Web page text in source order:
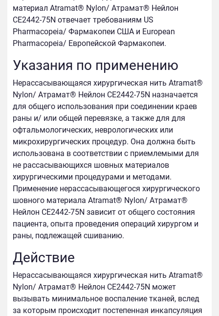
материал Atramat® Nylon/ Атрамат® Нейлон
CE2442-75N отвечает требованиям US
Pharmacopeia/ Фармакопеи США и European
Pharmacopeia/ Европейской Фармакопеи.
Указания по применению
Нерассасывающаяся хирургическая нить Atramat®
Nylon/ Атрамат® Нейлон CE2442-75N назначается
для общего использования при соединении краев
раны и/ или общей перевязке, а также для для
офтальмологических, неврологических или
микрохирургических процедур. Она должна быть
использована в соответствии с приемлемыми для
не рассасывающихся шовных материалов
хирургическими процедурами и методами.
Применение нерассасывающегося хирургического
шовного материала Atramat® Nylon/ Атрамат®
Нейлон CE2442-75N зависит от общего состояния
пациента, опыта проведения операций хирургом и
раны, подлежащей сшиванию.
Действие
Нерассасывающаяся хирургическая нить Atramat®
Nylon/ Атрамат® Нейлон CE2442-75N может
вызывать минимальное воспаление тканей, вслед
за которым происходит постепенная инкапсуляция